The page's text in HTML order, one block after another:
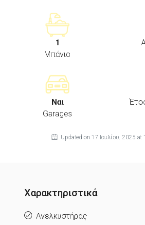
1
Μπάνιο
Ναι
Garages
Updated on 17 Ιουλίου, 2025 at
Χαρακτηριστικά
Ανελκυστήρας